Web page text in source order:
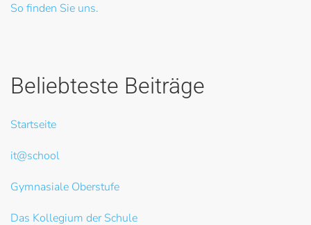
So finden Sie uns.
Beliebteste Beiträge
Startseite
it@school
Gymnasiale Oberstufe
Das Kollegium der Schule